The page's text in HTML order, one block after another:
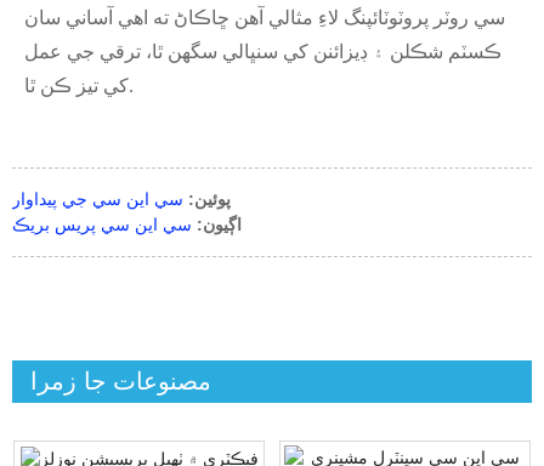
سي روٽر پروٽوٽائپنگ لاءِ مثالي آهن ڇاڪاڻ ته اهي آساني سان
ڪسٽم شڪلن ۽ ڊيزائنن کي سنڀالي سگهن ٿا، ترقي جي عمل
کي تيز ڪن ٿا.
پوئين: سي اين سي جي پيداوار
اڳيون: سي اين سي پريس بريڪ
مصنوعات جا زمرا